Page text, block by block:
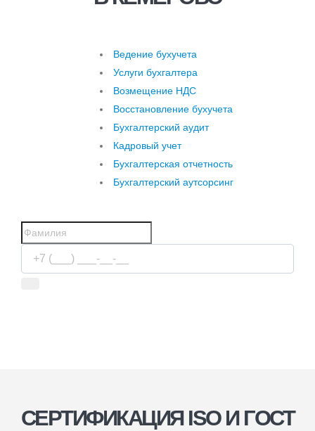
Ведение бухучета
Услуги бухгалтера
Возмещение НДС
Восстановление бухучета
Бухгалтерский аудит
Кадровый учет
Бухгалтерская отчетность
Бухгалтерский аутсорсинг
СЕРТИФИКАЦИЯ ISO И ГОСТ